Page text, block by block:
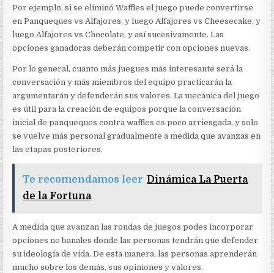
Por ejemplo, si se eliminó Waffles el juego puede convertirse
en Panqueques vs Alfajores, y luego Alfajores vs Cheesecake, y
luego Alfajores vs Chocolate, y así sucesivamente. Las
opciones ganadoras deberán competir con opciones nuevas.
Por lo general, cuanto más juegues más interesante será la
conversación y más miembros del equipo practicarán la
argumentarán y defenderán sus valores. La mecánica del juego
es útil para la creación de equipos porque la conversación
inicial de panqueques contra waffles es poco arriesgada, y solo
se vuelve más personal gradualmente a medida que avanzas en
las etapas posteriores.
Te recomendamos leer Dinámica La Puerta
de la Fortuna
A medida que avanzan las rondas de juegos podes incorporar
opciones no banales donde las personas tendrán que defender
su ideología de vida. De esta manera, las personas aprenderán
mucho sobre los demás, sus opiniones y valores.